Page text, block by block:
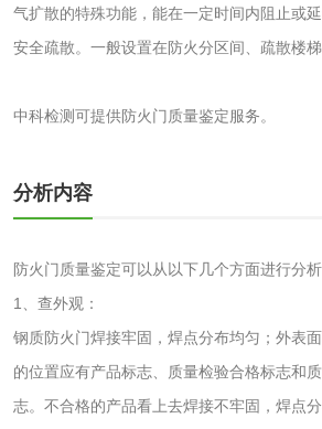
气扩散的特殊功能，能在一定时间内阻止或
安全疏散。一般设置在防火分区间、疏散楼
中科检测可提供防火门质量鉴定服务。
分析内容
防火门质量鉴定可以从以下几个方面进行分析
1、查外观：
钢质防火门焊接牢固，焊点分布均匀；外表
的位置应有产品标志、质量检验合格标志和
志。不合格的产品看上去焊接不牢固，焊点
皮肤光变态反应试
日化产品
洗手液检测